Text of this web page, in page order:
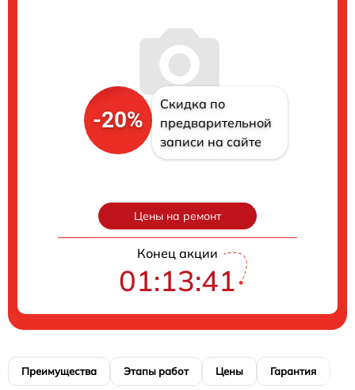
-20%
Скидка по
предварительной
записи на сайте
Цены на ремонт
Конец акции
01:13:40
Преимущества Этапы работ Цены Гарантия